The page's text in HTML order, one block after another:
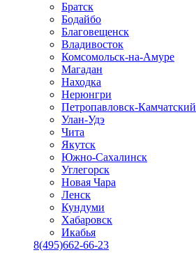
Братск
Бодайбо
Благовещенск
Владивосток
Комсомольск-на-Амуре
Магадан
Находка
Нерюнгри
Петропавловск-Камчатский
Улан-Удэ
Чита
Якутск
Южно-Сахалинск
Углегорск
Новая Чара
Ленск
Кундуми
Хабаровск
Икабья
8(495)662-66-23